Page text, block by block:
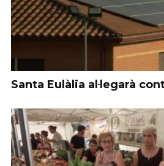
Santa Eulàlia al·legarà